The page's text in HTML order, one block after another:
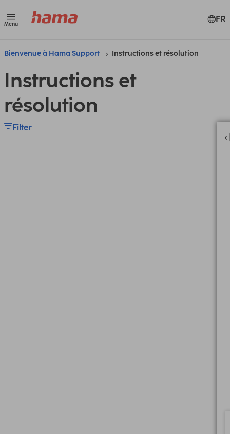
Menu FR
Bienvenue à Hama Support Instructions et résolution
Instructions et
résolution
Filter